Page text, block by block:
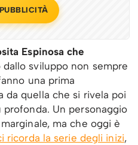
Espinosa che
dallo sviluppo non sempre
una prima
da quella che si rivela poi
Un personaggio
ma che oggi è
ricorda la serie degli inizi,